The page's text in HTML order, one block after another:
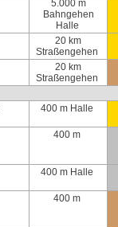
5.000 m
Bahngehen
Halle
20 km
Straßengehen
20 km
Straßengehen
400 m Halle
400 m
400 m Halle
400 m